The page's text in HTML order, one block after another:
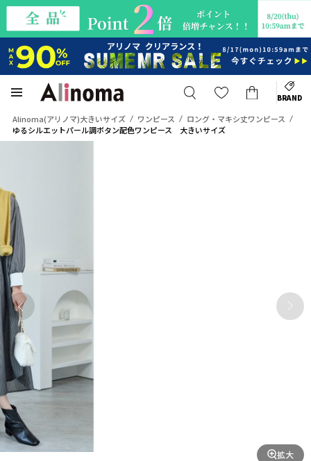
BRAND
Alinoma(アリノマ)大きいサイズ ワンピース
ロング・マキシ丈ワンピース
ゆるシルエットパール調ボタン配色ワンピース 大きいサイズ
拡大